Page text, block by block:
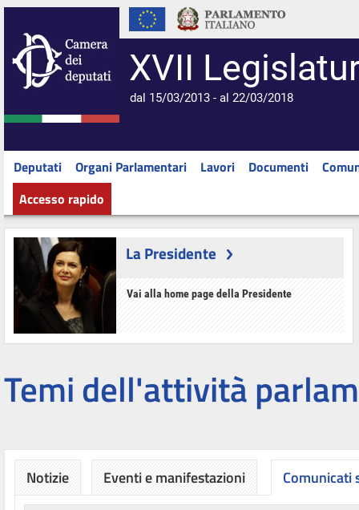
XVII
dal 15/03/2013 - al 22/03/2018
Deputati Organi Parlamentari Lavori Documenti
Accesso rapido
La Presidente
Vai alla home page della Presidente
Temi dell'attività
Notizie Eventi e manifestazioni Comunicati